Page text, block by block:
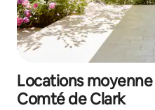
Locations
Comté de Clark